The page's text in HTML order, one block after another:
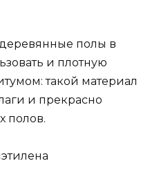
полы в
и плотную
такой материал
и прекрасно
полов.